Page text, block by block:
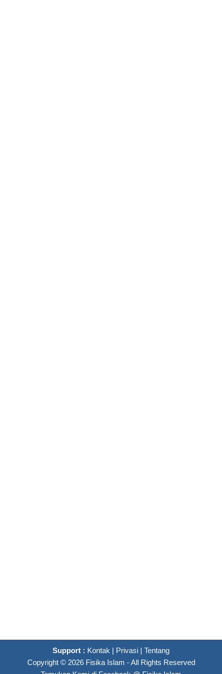
Support : Kontak | Privasi | Tentang
Copyright © 2026 Fisika Islam - All Rights Reserved